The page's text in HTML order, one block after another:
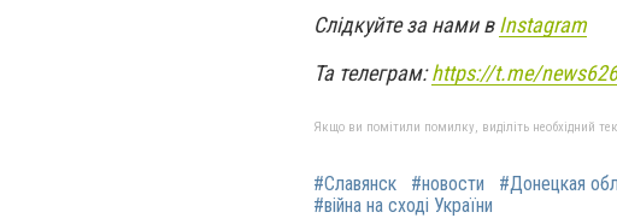
Слідкуйте за нами вInstagram
Та телеграм:https://t.me/
Якщо ви помітили помилку, виділіть необхідний
#Славянск #новости #Донецкая
#війна на сході України